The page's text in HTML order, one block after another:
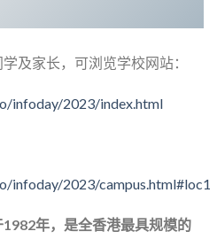
及家长，可浏览学校网站：
infoday/2023/index.html
infoday/2023/campus.html#loc1
年，是全香港最具规模的